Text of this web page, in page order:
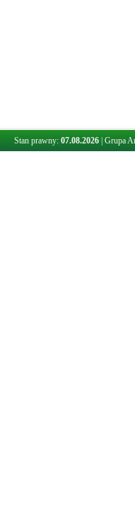
Stan prawny: 07.08.2026 Grupa